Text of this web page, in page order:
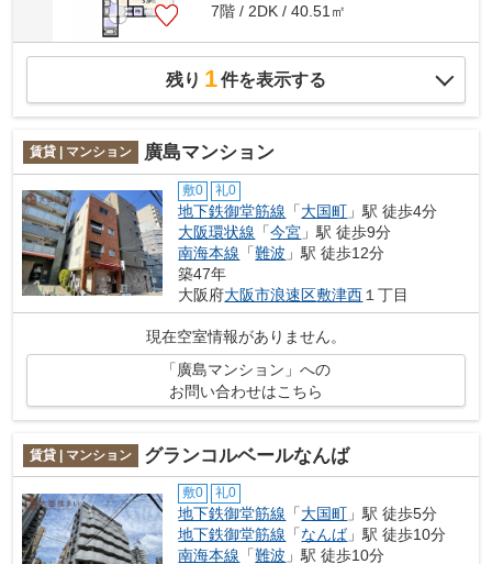
7階 / 2DK / 40.51㎡
残り 1件を表示する
賃貸 | マンション 廣島マンション
敷0 礼0
地下鉄御堂筋線 「大国町 」駅 徒歩4分
大阪環状線 「今宮 」駅 徒歩9分
南海本線 「難波 」駅 徒歩12分
築47年
大阪府大阪市浪速区敷津西 １丁目
現在空室情報がありません。
「廣島マンション」への
お問い合わせはこちら
賃貸 | マンション グランコルベールなんば
敷0 礼0
地下鉄御堂筋線 「大国町 」駅 徒歩5分
地下鉄御堂筋線 「なんば」駅 徒歩10分
南海本線 「難波 」駅 徒歩10分